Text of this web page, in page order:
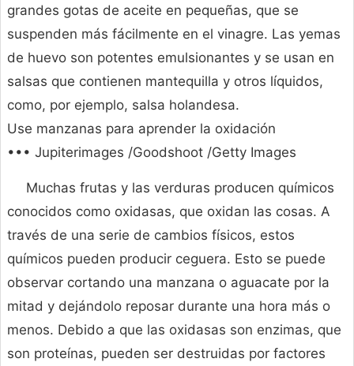
grandes gotas de aceite en pequeñas, que se
suspenden más fácilmente en el vinagre. Las yemas
de huevo son potentes emulsionantes y se usan en
salsas que contienen mantequilla y otros líquidos,
como, por ejemplo, salsa holandesa.
Use manzanas para aprender la oxidación
••• Jupiterimages /Goodshoot /Getty Images
Muchas frutas y las verduras producen químicos
conocidos como oxidasas, que oxidan las cosas. A
través de una serie de cambios físicos, estos
químicos pueden producir ceguera. Esto se puede
observar cortando una manzana o aguacate por la
mitad y dejándolo reposar durante una hora más o
menos. Debido a que las oxidasas son enzimas, que
son proteínas, pueden ser destruidas por factores